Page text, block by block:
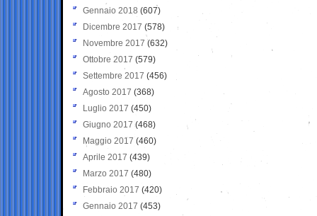
Gennaio 2018 (607)
Dicembre 2017 (578)
Novembre 2017 (632)
Ottobre 2017 (579)
Settembre 2017 (456)
Agosto 2017 (368)
Luglio 2017 (450)
Giugno 2017 (468)
Maggio 2017 (460)
Aprile 2017 (439)
Marzo 2017 (480)
Febbraio 2017 (420)
Gennaio 2017 (453)